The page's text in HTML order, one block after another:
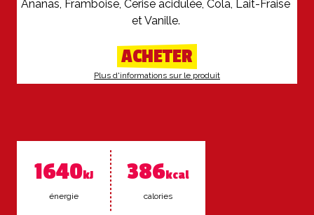
Ananas, Framboise, Cerise acidulée, Cola, Lait-Fraise
et Vanille.
ACHETER
Plus d'informations sur le produit
1640kJ
éner­gie
386kcal
ca­lo­ries